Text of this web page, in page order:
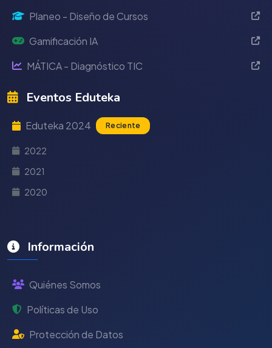
Planeo - Diseño de Cursos
Gamificación IA
MÁTICA - Diagnóstico TIC
Eventos Eduteka
Eduteka 2024 Reciente
2022
2021
2020
Información
Quiénes Somos
Políticas de Uso
Protección de Datos